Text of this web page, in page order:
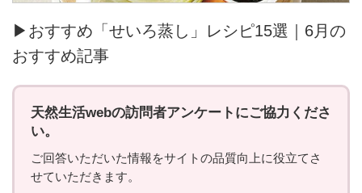
▶おすすめ「せいろ蒸し」レシピ15選｜6月の
おすすめ記事